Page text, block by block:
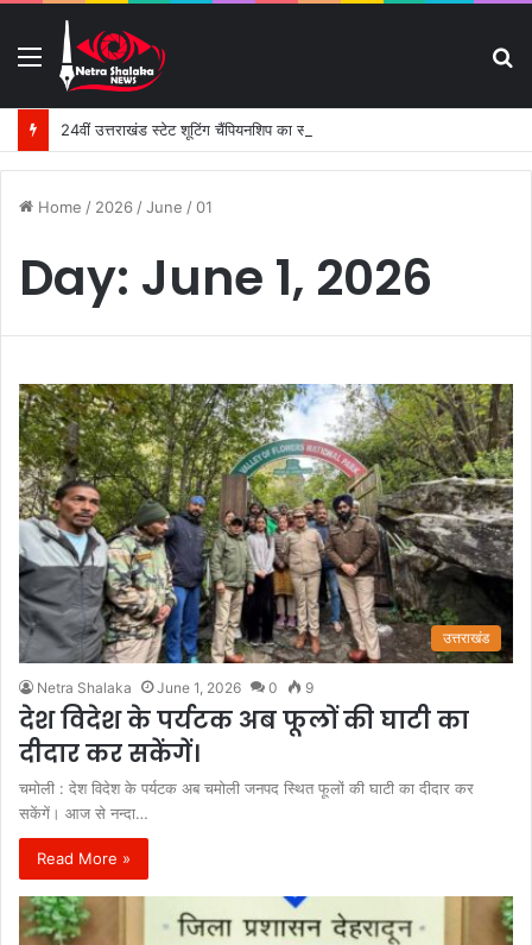
Menu
24वीं उत्तराखंड स्टेट शूटिंग चैंपियनशिप का समापन।
Home / 2026 /June /01
Day: June 1, 2026
उत्तराखंड
Netra Shalaka June 1, 2026 0 9
देश विदेश के पर्यटक अब फूलों की घाटी का
दीदार कर सकेंगें।
चमोली : देश विदेश के पर्यटक अब चमोली जनपद स्थित फूलों की घाटी का दीदार कर
सकेंगें। आज से नन्दा…
Read More »